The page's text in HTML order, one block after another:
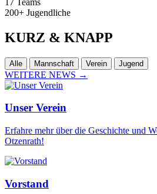
200+ Jugendliche
KURZ & KNAPP
Alle Mannschaft Verein Jugend
WEITERE NEWS →
Unser Verein
Erfahre mehr über die Geschichte und
Otzenrath!
Vorstand